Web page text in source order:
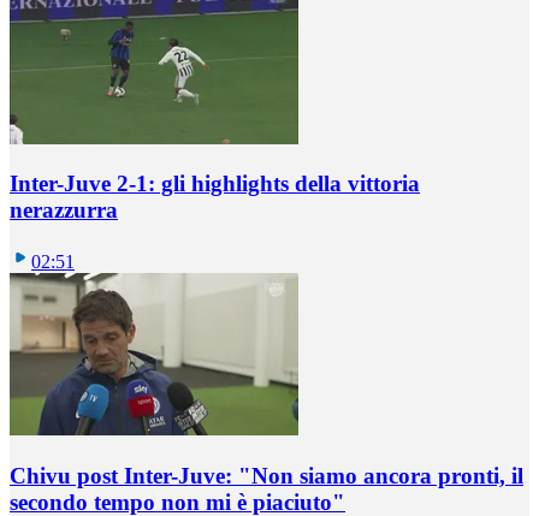
Inter-Juve 2-1: gli highlights della vittoria
nerazzurra
02:51
Chivu post Inter-Juve: "Non siamo ancora pronti, il
secondo tempo non mi è piaciuto"